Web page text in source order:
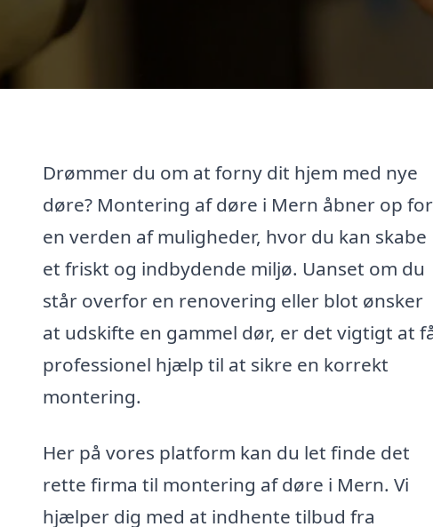
Drømmer du om at forny dit hjem med nye
døre? Montering af døre i Mern åbner op for
en verden af muligheder, hvor du kan skabe
et friskt og indbydende miljø. Uanset om du
står overfor en renovering eller blot ønsker
at udskifte en gammel dør, er det vigtigt at
professionel hjælp til at sikre en korrekt
montering.
Her på vores platform kan du let finde det
rette firma til montering af døre i Mern. Vi
hjælper dig med at indhente tilbud fra